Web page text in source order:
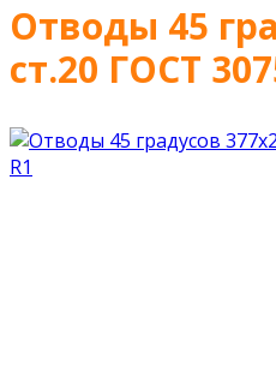
Отводы 45
ст.20 ГОСТ